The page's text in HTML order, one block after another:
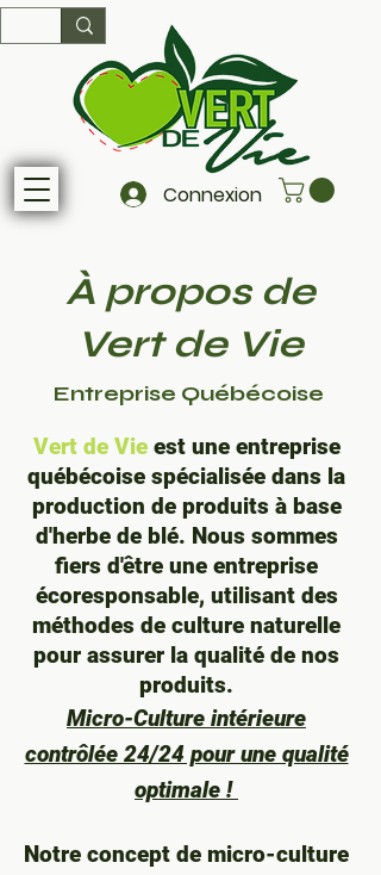
Connexion
À propos de
Vert de Vie
Entreprise Québécoise
Vert de Vieest une entreprise
québécoise spécialisée dans la
production de produits à base
d'herbe de blé. Nous sommes
fiers d'être une entreprise
écoresponsable, utilisant des
méthodes de culture naturelle
pour assurer la qualité de nos
produits.
Micro-Culture intérieure
contrôlée 24/24 pour une qualité
optimale !
Notre concept de micro-culture